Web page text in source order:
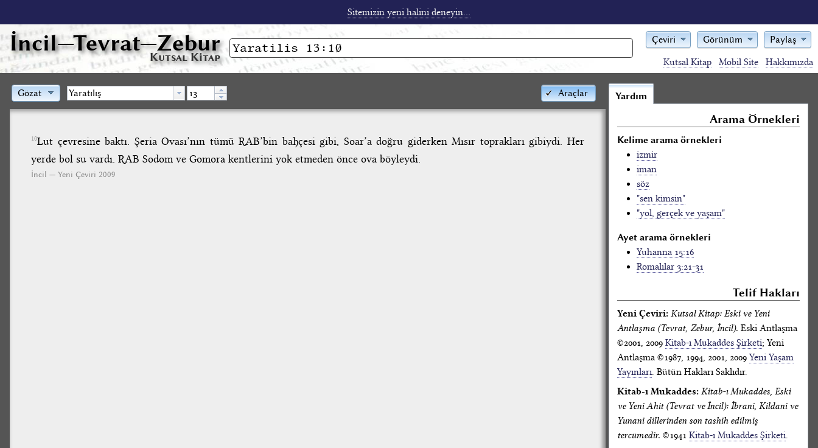
Sitemizin yeni halini deneyin...
İncil—Tevrat—Zebur
Kutsal Kitap
Çeviri Görünüm Paylaş
Kutsal Kitap Mobil Site Hakkımızda
Araçlar
Gözat
10Lut çevresine baktı. Şeria Ovası’nın tümü RAB’bin bahçesi gibi, Soar’a doğru giderken Mısır toprakları gibiydi. Her
yerde bol su vardı. RAB Sodom ve Gomora kentlerini yok etmeden önce ova böyleydi.
İncil — Yeni Çeviri 2009
Yardım
Arama Örnekleri
Kelime arama örnekleri
izmir
iman
söz
"sen kimsin"
"yol, gerçek ve yaşam"
Ayet arama örnekleri
Yuhanna 15:16
Romalılar 3:21-31
Telif Hakları
Yeni Çeviri: Kutsal Kitap: Eski ve Yeni
Antlaşma (Tevrat, Zebur, İncil). Eski Antlaşma
©2001, 2009 Kitab-ı Mukaddes Şirketi; Yeni
Antlaşma ©1987, 1994, 2001, 2009 Yeni Yaşam
Yayınları. Bütün Hakları Saklıdır.
Kitab-ı Mukaddes: Kitab-ı Mukaddes, Eski
ve Yeni Ahit (Tevrat ve İncil): İbrani, Kildani ve
Yunani dillerinden son tashih edilmiş
tercümedir. ©1941 Kitab-ı Mukaddes Şirketi.